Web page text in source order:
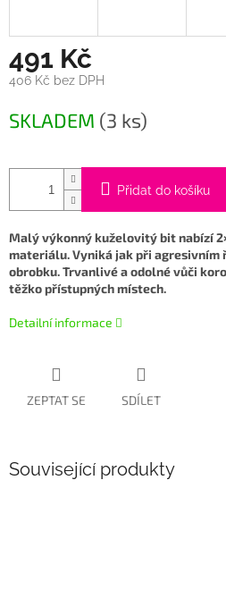
491 Kč
406 Kč bez DPH
cena:
SKLADEM (3 ks)
Přidat do košíku
Malý výkonný kuželovitý bit nabízí
materiálu. Vyniká jak při agresivním
obrobku. Trvanlivé a odolné vůči
těžko přístupných místech.
Detailní informace
ZEPTAT SE SDÍLET
Související produkty